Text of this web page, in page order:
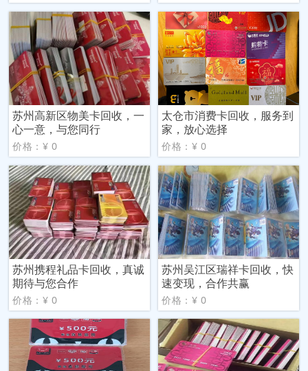
苏州高新区物美卡回收，一
心一意，与您同行
价格：¥ 0
太仓市消费卡回收，服务到
家，放心选择
价格：¥ 0
苏州携程礼品卡回收，真诚
期待与您合作
价格：¥ 0
苏州吴江区瑞祥卡回收，快
速变现，合作共赢
价格：¥ 0